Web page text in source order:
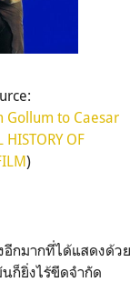
Gollum to Caesar
HISTORY OF
)
กมากที่ได้แสดงด้วย
ก็ยิ่งไร้ขีดจำกัด